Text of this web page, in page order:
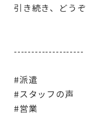
引き続き、どう
--------------------
#派遣
#スタッフの声
#営業